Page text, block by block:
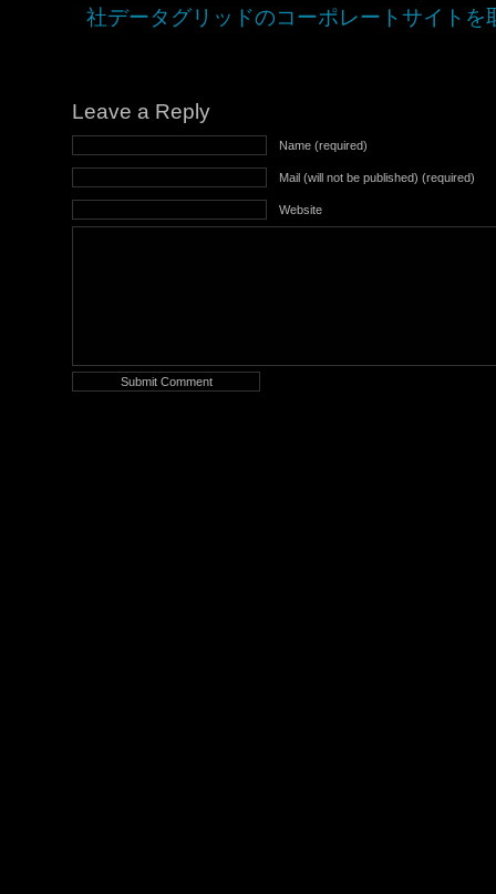
社データグリッドのコーポレートサイト
Leave a Reply
Name (required)
Mail (will not be published) (required)
Website